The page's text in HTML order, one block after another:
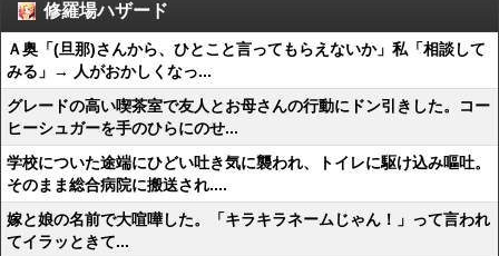
修羅場ハザード
Ａ奥「(旦那)さんから、ひとこと言ってもらえないか」私「相談して
みる」→ 人がおかしくなっ...
グレードの高い喫茶室で友人とお母さんの行動にドン引きした。コー
ヒーシュガーを手のひらにのせ...
学校についた途端にひどい吐き気に襲われ、トイレに駆け込み嘔吐。
そのまま総合病院に搬送され....
嫁と娘の名前で大喧嘩した。「キラキラネームじゃん！」って言われ
てイラッときて...